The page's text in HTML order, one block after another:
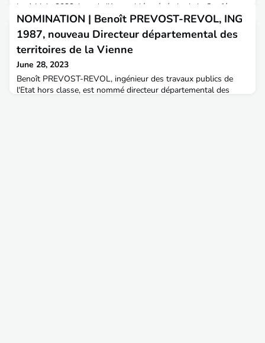
Le 14 juin 2023, lors de l’Assemblée générale de la Conférence
des directeurs des écoles françaises d’ingénieurs (CDEFI), et
après plus de quatre ans passés à la présidence, Jacques
Fayolle, directeur de l’École des Mines de Saint-Étienne a
passé le flambeau à Emmanuel Duflos, directeur de l’EPF École
d’ingénieurs et ingénieures et vice-président de la Conférence
entre octobre 2017 et juin 2023.Él
NOMINATION | Benoît PREVOST-REVOL, ING
1987, nouveau Directeur départemental des
territoires de la Vienne
June 28, 2023
Benoît PREVOST-REVOL, ingénieur des travaux publics de
l'Etat hors classe, est nommé directeur départemental des